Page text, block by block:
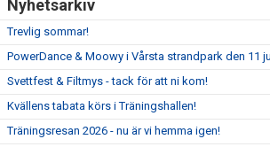
Nyhetsarkiv
Trevlig sommar!
PowerDance & Moowy i Vårsta strandpark den 11
Svettfest & Filtmys - tack för att ni kom!
Kvällens tabata körs i Träningshallen!
Träningsresan 2026 - nu är vi hemma igen!